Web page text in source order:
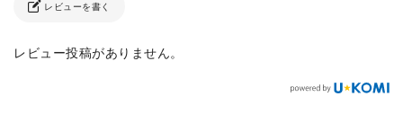
レビューを書く
レビュー投稿がありません。